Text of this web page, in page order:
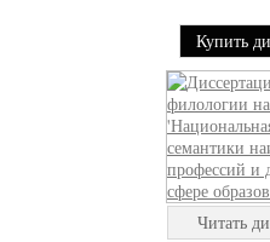
Купить
Читать